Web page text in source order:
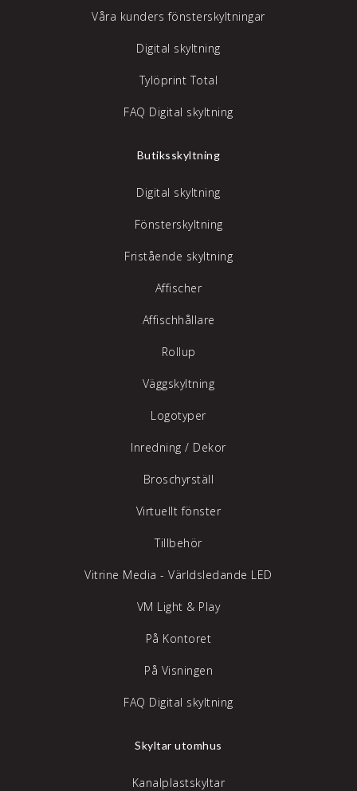
Våra kunders fönsterskyltningar
Digital skyltning
Tylöprint Total
FAQ Digital skyltning
Butiksskyltning
Digital skyltning
Fönsterskyltning
Fristående skyltning
Affischer
Affischhållare
Rollup
Väggskyltning
Logotyper
Inredning / Dekor
Broschyrställ
Virtuellt fönster
Tillbehör
Vitrine Media - Världsledande LED
VM Light & Play
På Kontoret
På Visningen
FAQ Digital skyltning
Skyltar utomhus
Kanalplastskyltar